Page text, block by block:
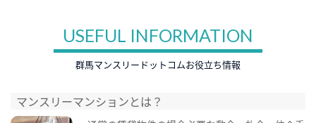
USEFUL INFORMATION
群馬マンスリードットコムお役立ち情報
マンスリーマンションとは？